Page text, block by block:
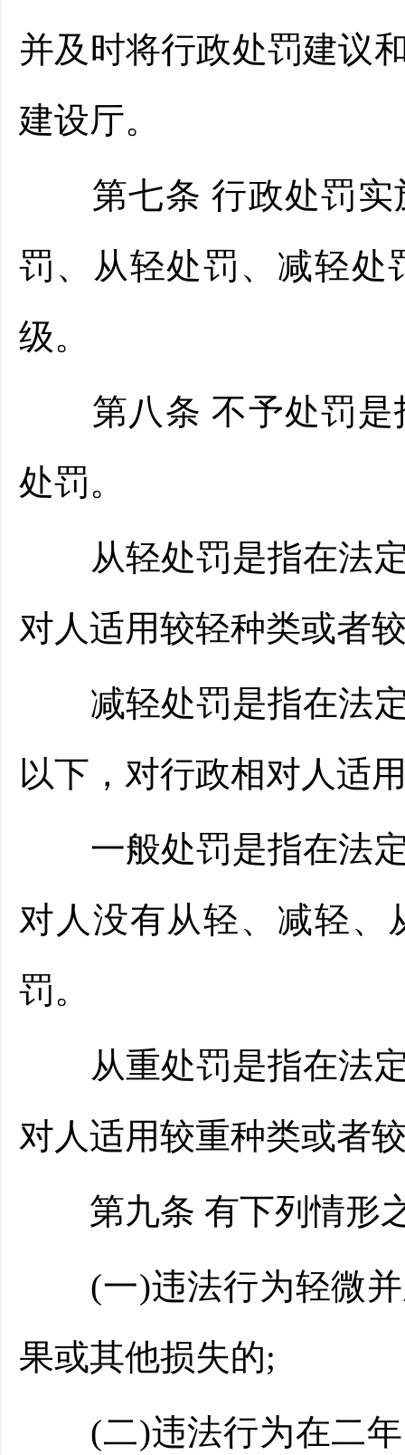
并及时将行政处罚建议
建设厅。
第七条 行政处罚实
罚、从轻处罚、减轻处
级。
第八条 不予处罚是
处罚。
从轻处罚是指在法定
对人适用较轻种类或者
减轻处罚是指在法定
以下，对行政相对人适
一般处罚是指在法定
对人没有从轻、减轻、
罚。
从重处罚是指在法定
对人适用较重种类或者
第九条 有下列情形
(一)违法行为轻微并
果或其他损失的;
(二)违法行为在二年